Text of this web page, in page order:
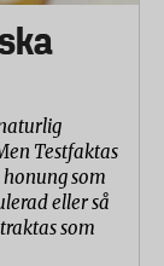
Testfaktas
som
eller så
som